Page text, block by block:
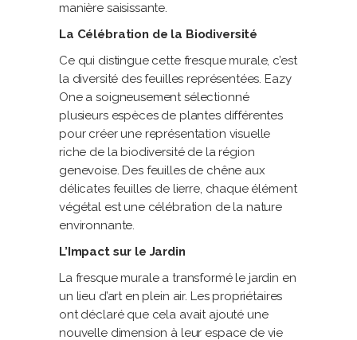
manière saisissante.
La Célébration de la Biodiversité
Ce qui distingue cette fresque murale, c’est
la diversité des feuilles représentées. Eazy
One a soigneusement sélectionné
plusieurs espèces de plantes différentes
pour créer une représentation visuelle
riche de la biodiversité de la région
genevoise. Des feuilles de chêne aux
délicates feuilles de lierre, chaque élément
végétal est une célébration de la nature
environnante.
L’Impact sur le Jardin
La fresque murale a transformé le jardin en
un lieu d’art en plein air. Les propriétaires
ont déclaré que cela avait ajouté une
nouvelle dimension à leur espace de vie